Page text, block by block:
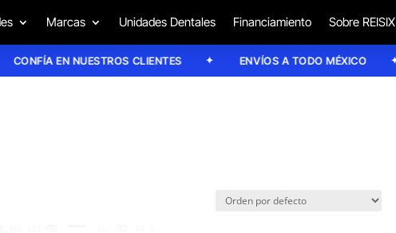
Marcas Unidades Dentales Financiamiento Sobre REISIX
CONFÍA EN NUESTROS CLIENTES ENVÍOS A TODO MÉXICO